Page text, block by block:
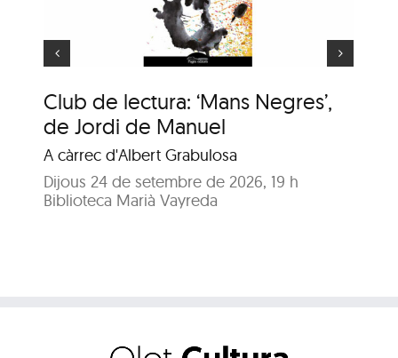
Club de lectura: ‘Mans Negres’,
de Jordi de Manuel
A càrrec d'Albert Grabulosa
Dijous 24 de setembre de 2026, 19 h
Biblioteca Marià Vayreda